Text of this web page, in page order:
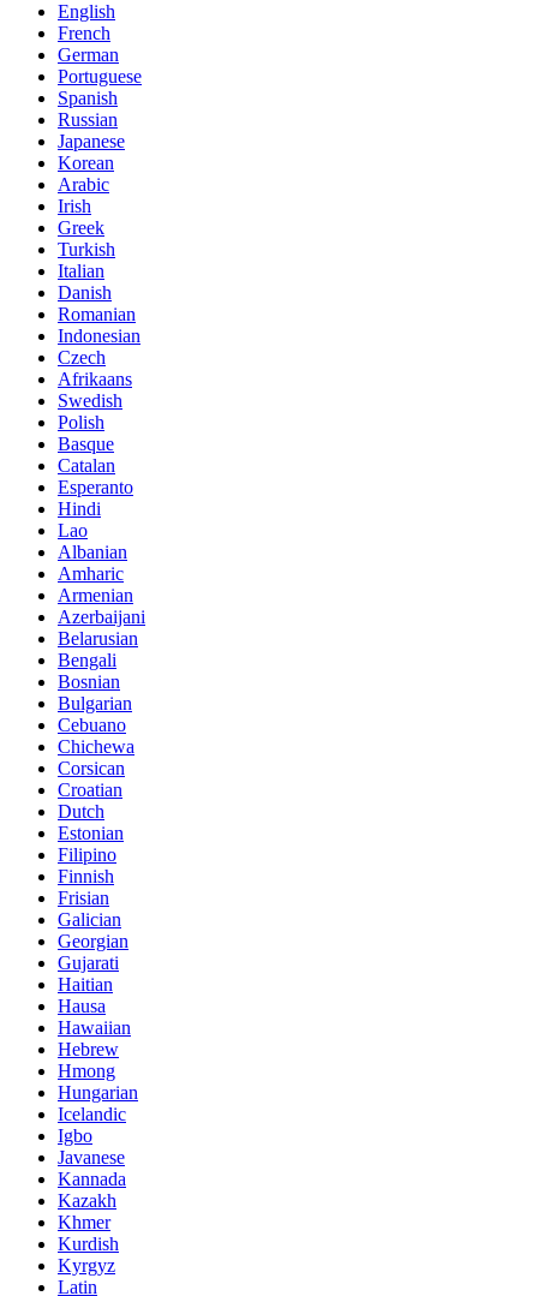
English
French
German
Portuguese
Spanish
Russian
Japanese
Korean
Arabic
Irish
Greek
Turkish
Italian
Danish
Romanian
Indonesian
Czech
Afrikaans
Swedish
Polish
Basque
Catalan
Esperanto
Hindi
Lao
Albanian
Amharic
Armenian
Azerbaijani
Belarusian
Bengali
Bosnian
Bulgarian
Cebuano
Chichewa
Corsican
Croatian
Dutch
Estonian
Filipino
Finnish
Frisian
Galician
Georgian
Gujarati
Haitian
Hausa
Hawaiian
Hebrew
Hmong
Hungarian
Icelandic
Igbo
Javanese
Kannada
Kazakh
Khmer
Kurdish
Kyrgyz
Latin